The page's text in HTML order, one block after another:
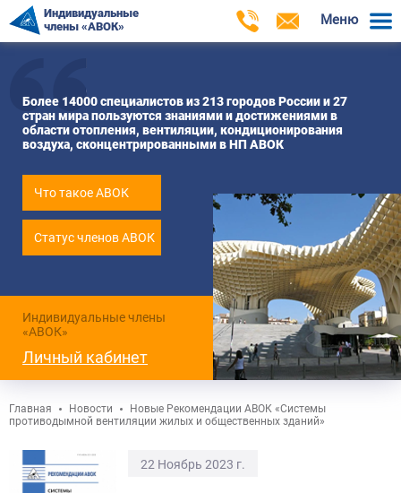
Индивидуальные
члены «АВОК»
Меню
Более 14000 специалистов из 213 городов России и 27
стран мира пользуются знаниями и достижениями в
области отопления, вентиляции, кондиционирования
воздуха, сконцентрированными в НП АВОК
Что такое АВОК
Статус членов АВОК
Индивидуальные члены
«АВОК»
Личный кабинет
Главная Новости
Новые Рекомендации АВОК «Системы
противодымной вентиляции жилых и общественных зданий»
22 Ноябрь 2023 г.